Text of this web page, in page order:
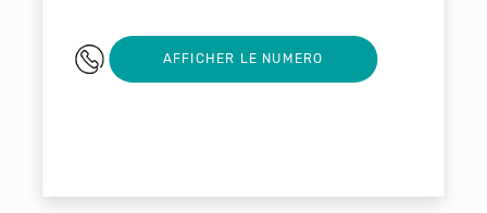
0478420579
AFFICHER LE NUMERO